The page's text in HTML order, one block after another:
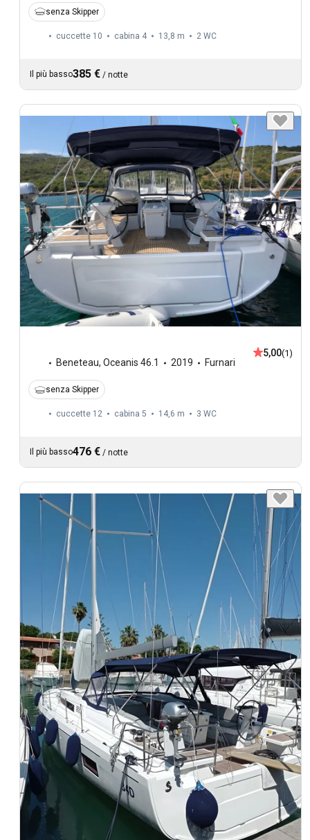
senza Skipper
cuccette 10 cabina 4 13,8 m 2 WC
Il più basso385 € / notte
Beneteau, Oceanis 46.1 2019 Furnari
5,00(1)
senza Skipper
cuccette 12 cabina 5 14,6 m 3 WC
Il più basso476 € / notte